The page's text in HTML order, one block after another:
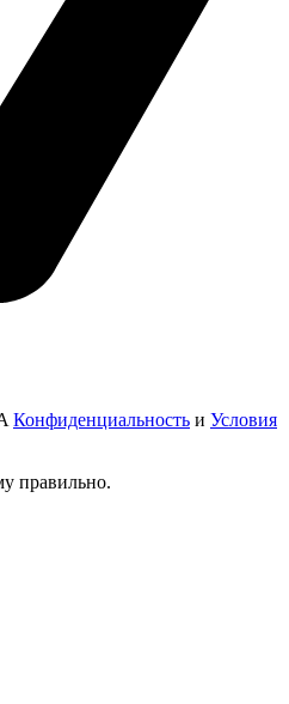
Конфиденциальность и Условия
правильно.